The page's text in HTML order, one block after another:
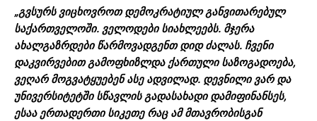
„გვსურს ვიცხოვროთ დემოკრატიულ განვითარებულ
საქართველოში. ველოდები სიახლეებს. მჯერა
ახალგაზრდები წარმოვადგენთ დიდ ძალას. ჩვენი
დაკვირვებით გამოფხიზლდა ქართული საზოგადოება,
ვეღარ მოგვატყუებენ ასე ადვილად. დევნილი ვარ და
უნივერსიტეტში სწავლის გადასახადი დამიფინანსეს,
ესაა ერთადერთი სიკეთე რაც ამ მთავრობისგან